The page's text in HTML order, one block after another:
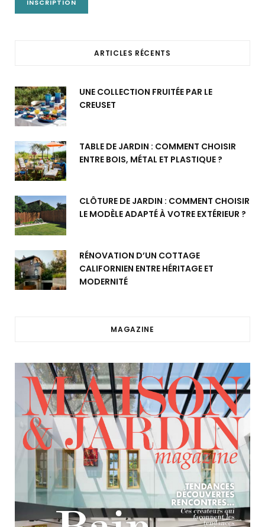
ARTICLES RÉCENTS
UNE COLLECTION FRUITÉE PAR LE
CREUSET
TABLE DE JARDIN : COMMENT CHOISIR
ENTRE BOIS, MÉTAL ET PLASTIQUE ?
CLÔTURE DE JARDIN : COMMENT CHOISIR
LE MODÈLE ADAPTÉ À VOTRE EXTÉRIEUR ?
RÉNOVATION D’UN COTTAGE
CALIFORNIEN ENTRE HÉRITAGE ET
MODERNITÉ
MAGAZINE